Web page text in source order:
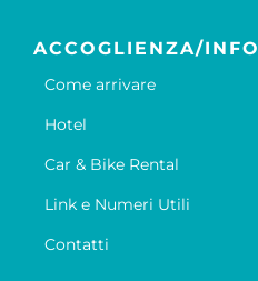
ACCOGLIENZA/INFO
Come arrivare
Hotel
Car & Bike Rental
Link e Numeri Utili
Contatti